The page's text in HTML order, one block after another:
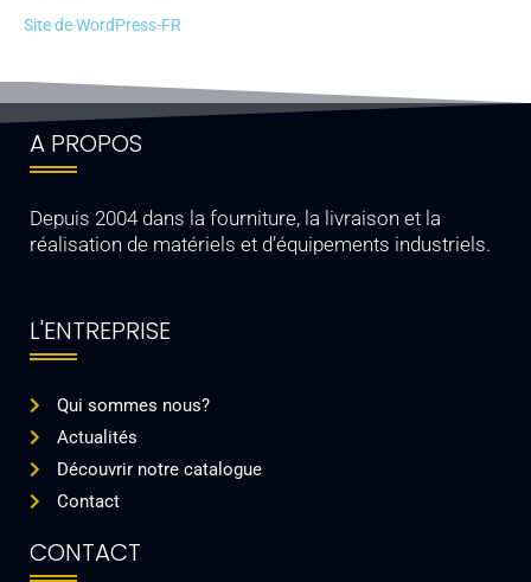
Site de WordPress-FR
A PROPOS
Depuis 2004 dans la fourniture, la livraison et la
réalisation de matériels et d’équipements industriels.
L'ENTREPRISE
Qui sommes nous?
Actualités
Découvrir notre catalogue
Contact
CONTACT